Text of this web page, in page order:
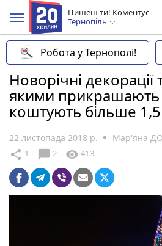
Пишеш ти! Коментує
Тернопіль
Робота у Тернополі!
Новорічні декорації
якими прикрашають
коштують більше
22 листопада 2018 р. Мар'яна
share 1 chat_bubble 2 visibility 413